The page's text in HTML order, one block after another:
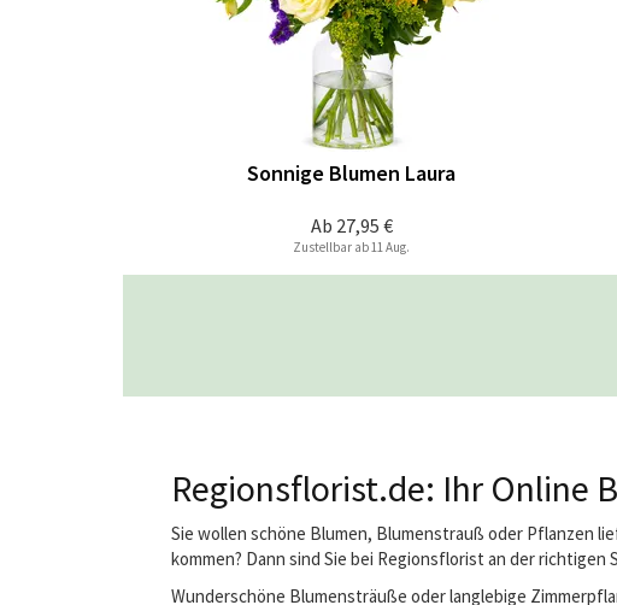
Ab 27,95 €
Sonnige Blumen Laura
Zustellbar ab 11 Aug.
Regionsflorist.de: Ihr Online
Sie wollen schöne Blumen, Blumenstrauß oder Pflanzen
kommen? Dann sind Sie bei Regionsflorist an der richtigen
Wunderschöne Blumensträuße oder langlebige